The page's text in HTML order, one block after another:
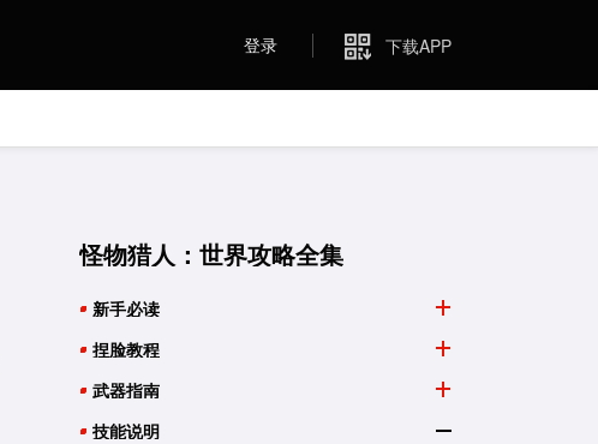
登录 下载APP
怪物猎人：世界攻略全集
新手必读
捏脸教程
武器指南
技能说明